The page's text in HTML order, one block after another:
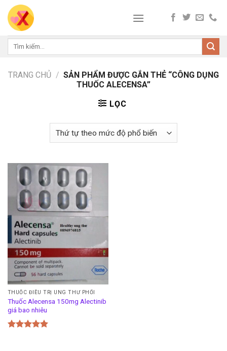
Skip
content
Tìm
TRANG CHỦ / SẢN PHẨM ĐƯỢC GẮN THẺ “CÔNG DỤNG
THUỐC ALECENSA”
LỌC
THUỐC ĐIỀU TRỊ UNG THƯ PHỔI
Thuốc Alecensa 150mg Alectinib
giá bao nhiêu